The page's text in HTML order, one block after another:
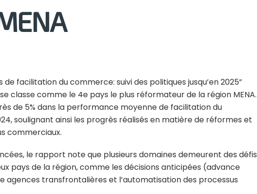
facilitation du commerce: suivi des politiques jusqu’en 2025”
se classe comme le 4e pays le plus réformateur de la région MENA.
de 5% dans la performance moyenne de facilitation du
soulignant ainsi les progrès réalisés en matière de réformes et
commerciaux.
le rapport note que plusieurs domaines demeurent des défis
pays de la région, comme les décisions anticipées (advance
agences transfrontalières et l’automatisation des processus